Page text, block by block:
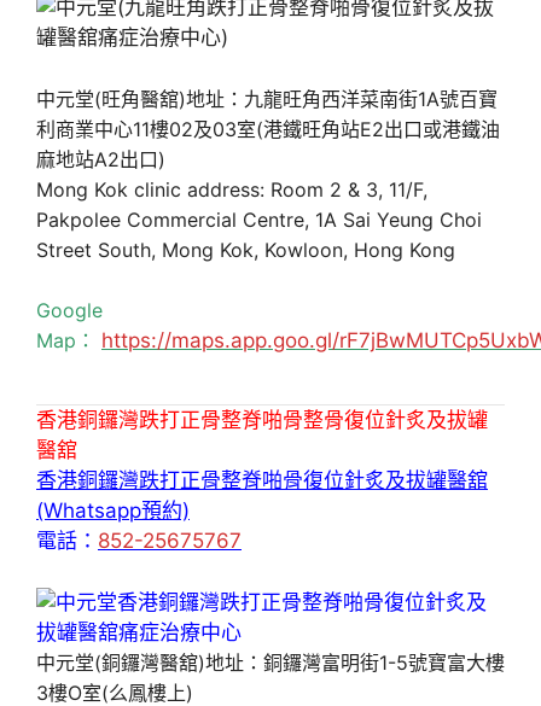
中元堂(旺角醫舘)地址：九龍旺角西洋菜南街1A號百寶
利商業中心11樓02及03室(港鐵旺角站E2出口或港鐵油
麻地站A2出口)
Mong Kok clinic address: Room 2 & 3, 11/F,
Pakpolee Commercial Centre, 1A Sai Yeung Choi
Street South, Mong Kok, Kowloon, Hong Kong
Google
Map： https://maps.app.goo.gl/
香港銅鑼灣跌打正骨整脊啪骨整骨復位針炙及拔罐
醫舘
香港銅鑼灣跌打正骨整脊啪骨復位針炙及拔罐醫舘
(Whatsapp預約)
電話： 852-25675767
中元堂(銅鑼灣醫舘)地址：銅鑼灣富明街1-5號寶富大樓
3樓O室(么鳳樓上)